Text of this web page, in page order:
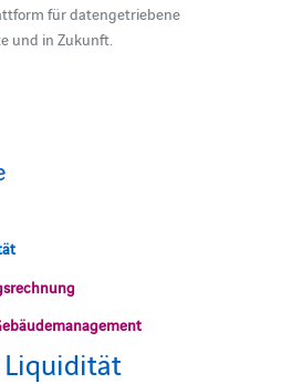
für datengetriebene
und in Zukunft.
Liquidität